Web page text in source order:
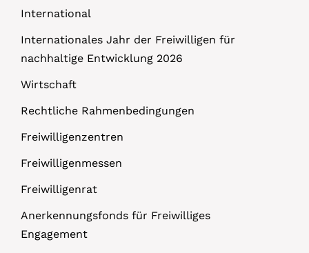
International
Internationales Jahr der Freiwilligen für
nachhaltige Entwicklung 2026
Wirtschaft
Rechtliche Rahmenbedingungen
Freiwilligenzentren
Freiwilligenmessen
Freiwilligenrat
Anerkennungsfonds für Freiwilliges
Engagement